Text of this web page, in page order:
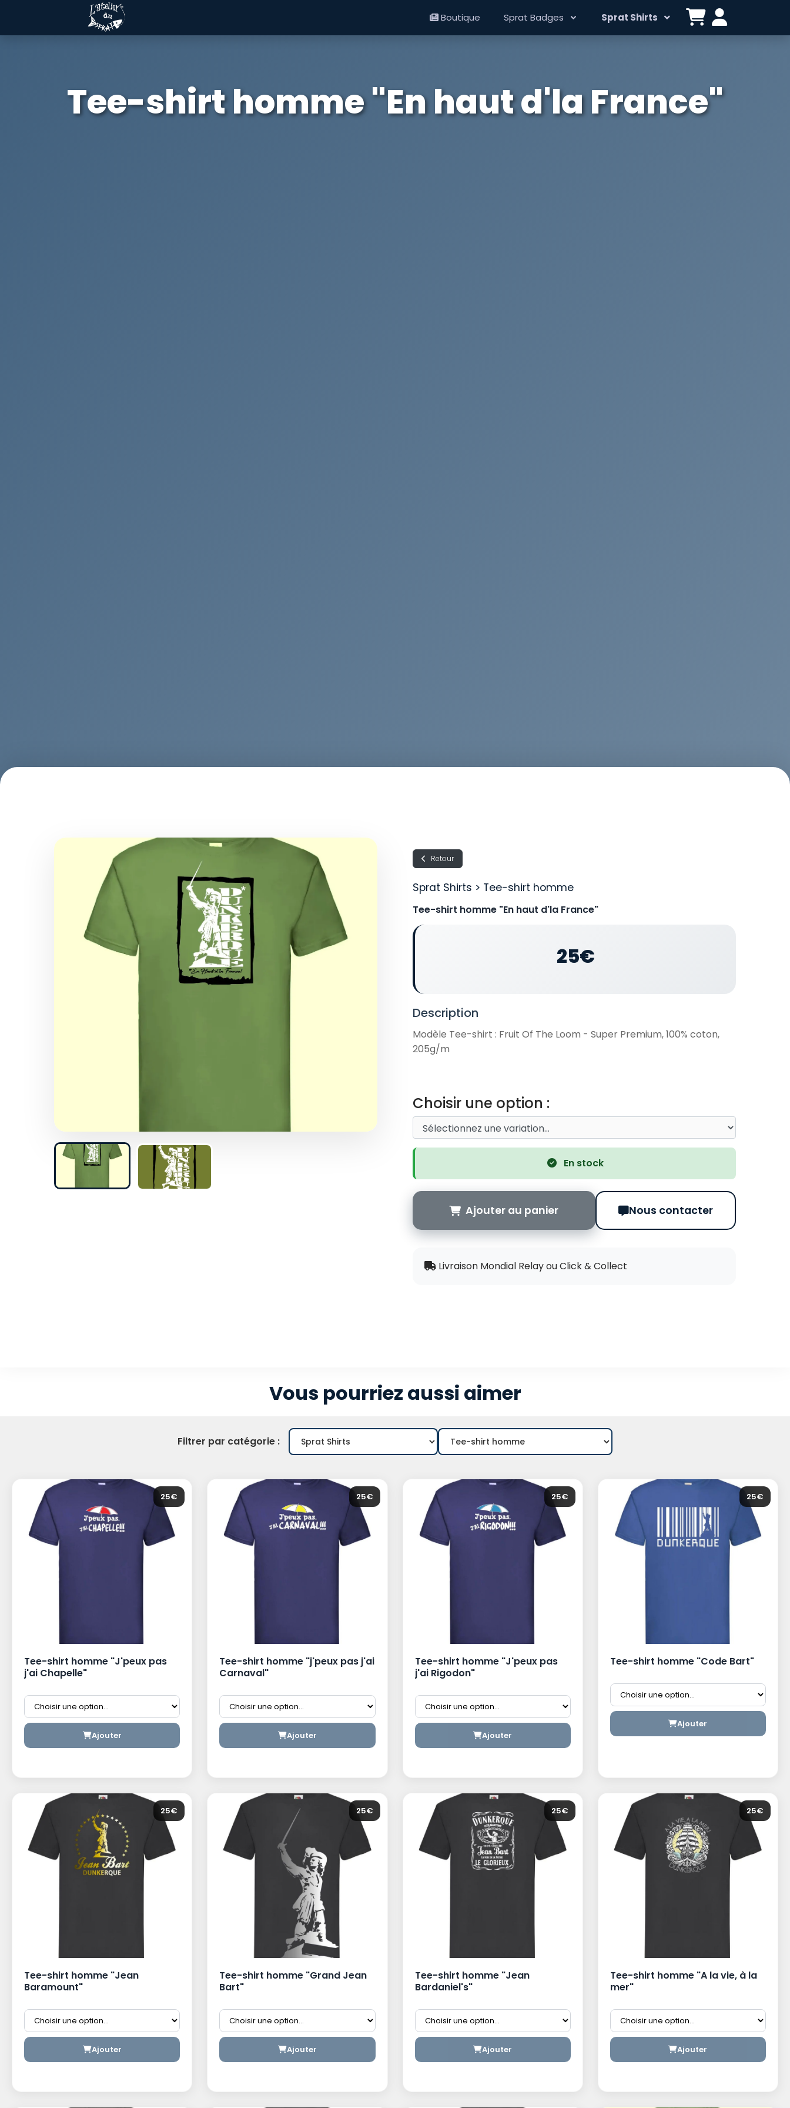
Boutique Sprat Badges Sprat Shirts
Tee-shirt homme "En haut d'la France"
Retour
Sprat Shirts > Tee-shirt homme
Tee-shirt homme "En haut d'la France"
25€
Description
Modèle Tee-shirt : Fruit Of The Loom - Super Premium, 100% coton,
205g/m
Choisir une option :
En stock
Ajouter au panier Nous contacter
Livraison Mondial Relay ou Click & Collect
Vous pourriez aussi aimer
Filtrer par catégorie :
25€
Tee-shirt homme "J'peux pas
j'ai Chapelle"
Ajouter
25€
Tee-shirt homme "j'peux pas j'ai
Carnaval"
Ajouter
25€
Tee-shirt homme "J'peux pas
j'ai Rigodon"
Ajouter
25€
Tee-shirt homme "Code Bart"
Ajouter
25€
Tee-shirt homme "Jean
Baramount"
Ajouter
25€
Tee-shirt homme "Grand Jean
Bart"
Ajouter
25€
Tee-shirt homme "Jean
Bardaniel's"
Ajouter
25€
Tee-shirt homme "A la vie, à la
mer"
Ajouter